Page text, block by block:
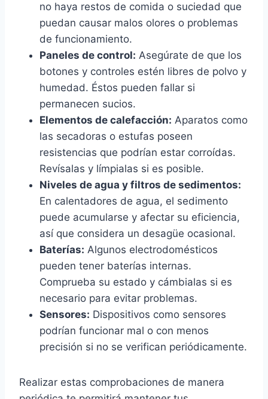
no haya restos de comida o suciedad que
puedan causar malos olores o problemas
de funcionamiento.
Paneles de control: Asegúrate de que los
botones y controles estén libres de polvo y
humedad. Éstos pueden fallar si
permanecen sucios.
Elementos de calefacción: Aparatos como
las secadoras o estufas poseen
resistencias que podrían estar corroídas.
Revísalas y límpialas si es posible.
Niveles de agua y filtros de sedimentos:
En calentadores de agua, el sedimento
puede acumularse y afectar su eficiencia,
así que considera un desagüe ocasional.
Baterías: Algunos electrodomésticos
pueden tener baterías internas.
Comprueba su estado y cámbialas si es
necesario para evitar problemas.
Sensores: Dispositivos como sensores
podrían funcionar mal o con menos
precisión si no se verifican periódicamente.
Realizar estas comprobaciones de manera